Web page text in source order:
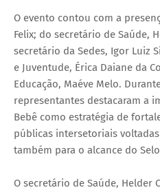
O evento contou com a
Felix; do secretário de Saúde,
secretário da Sedes, Igor Luiz
e Juventude, Érica Daiane da
Educação, Maéve Melo.
representantes destacaram a
Bebê como estratégia de
públicas intersetoriais
também para o alcance do
O secretário de Saúde, Helder